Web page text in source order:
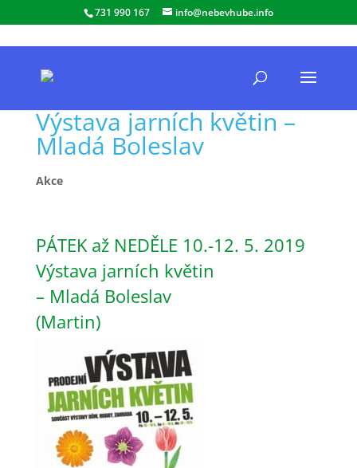
731 990 167 info@nebevhube.info
Výstava jarních květin –
Mladá Boleslav
Akce
PÁTEK až NEDĚLE 10.-12. 5. 2019
Výstava jarních květin
– Mladá Boleslav
(Martin)